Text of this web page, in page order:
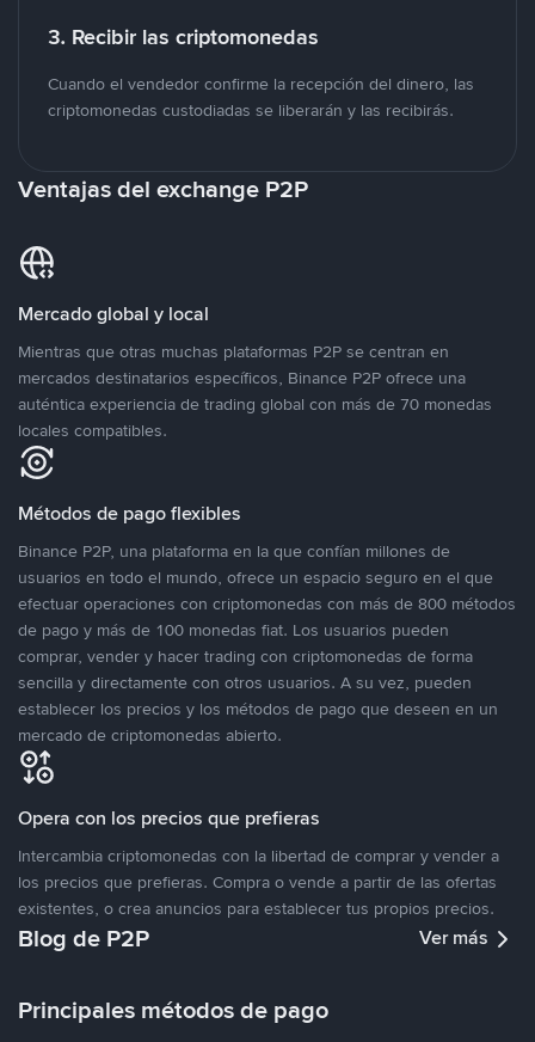
3. Recibir las criptomonedas
Cuando el vendedor confirme la recepción del dinero, las
criptomonedas custodiadas se liberarán y las recibirás.
Ventajas del exchange P2P
Mercado global y local
Mientras que otras muchas plataformas P2P se centran en
mercados destinatarios específicos, Binance P2P ofrece una
auténtica experiencia de trading global con más de 70 monedas
locales compatibles.
Métodos de pago flexibles
Binance P2P, una plataforma en la que confían millones de
usuarios en todo el mundo, ofrece un espacio seguro en el que
efectuar operaciones con criptomonedas con más de 800 métodos
de pago y más de 100 monedas fiat. Los usuarios pueden
comprar, vender y hacer trading con criptomonedas de forma
sencilla y directamente con otros usuarios. A su vez, pueden
establecer los precios y los métodos de pago que deseen en un
mercado de criptomonedas abierto.
Opera con los precios que prefieras
Intercambia criptomonedas con la libertad de comprar y vender a
los precios que prefieras. Compra o vende a partir de las ofertas
existentes, o crea anuncios para establecer tus propios precios.
Blog de P2P Ver más
Principales métodos de pago